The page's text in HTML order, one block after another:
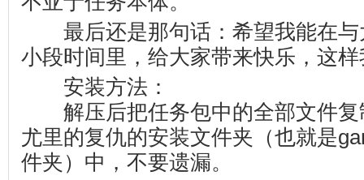
最后还是那句话：希望我能在与
小段时间里，给大家带来快乐，这
安装方法：
解压后把任务包中的全部文件复
尤里的复仇的安装文件夹（也就是
件夹）中，不要遗漏。